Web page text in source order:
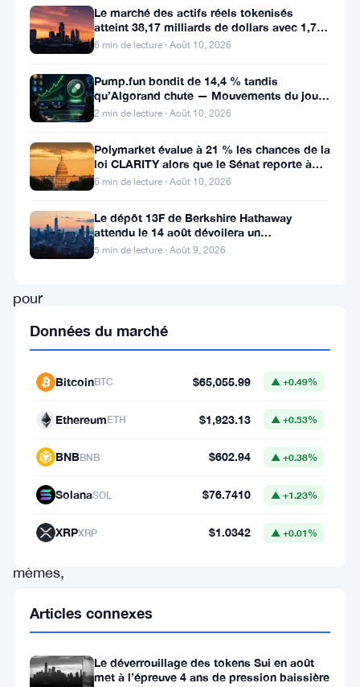
classement
des
gagnants
selon
les
données
token,
pour
son
approche
communautaire
image
marque
inspirée
mèmes,
atteint
capitalisation
Le marché des actifs réels tokenisés
atteint 38,17 milliards de dollars avec 1,7
million de détenteurs
6 min de lecture · Août 10, 2026
Pump.fun bondit de 14,4 % tandis
qu’Algorand chute — Mouvements du jour
10 août
2 min de lecture · Août 10, 2026
Polymarket évalue à 21 % les chances de la
loi CLARITY alors que le Sénat reporte à
septembre
6 min de lecture · Août 10, 2026
Le dépôt 13F de Berkshire Hathaway
attendu le 14 août dévoilera un
investissement mystère de 13,5 milliards
5 min de lecture · Août 9, 2026
Données du marché
BitcoinBTC $65,055.99 ▲ +0.49%
EthereumETH $1,923.13 ▲ +0.53%
BNBBNB $602.94 ▲ +0.38%
SolanaSOL $76.7410 ▲ +1.23%
XRPXRP $1.0342 ▲ +0.01%
Articles connexes
Le déverrouillage des tokens Sui en août
met à l’épreuve 4 ans de pression baissière